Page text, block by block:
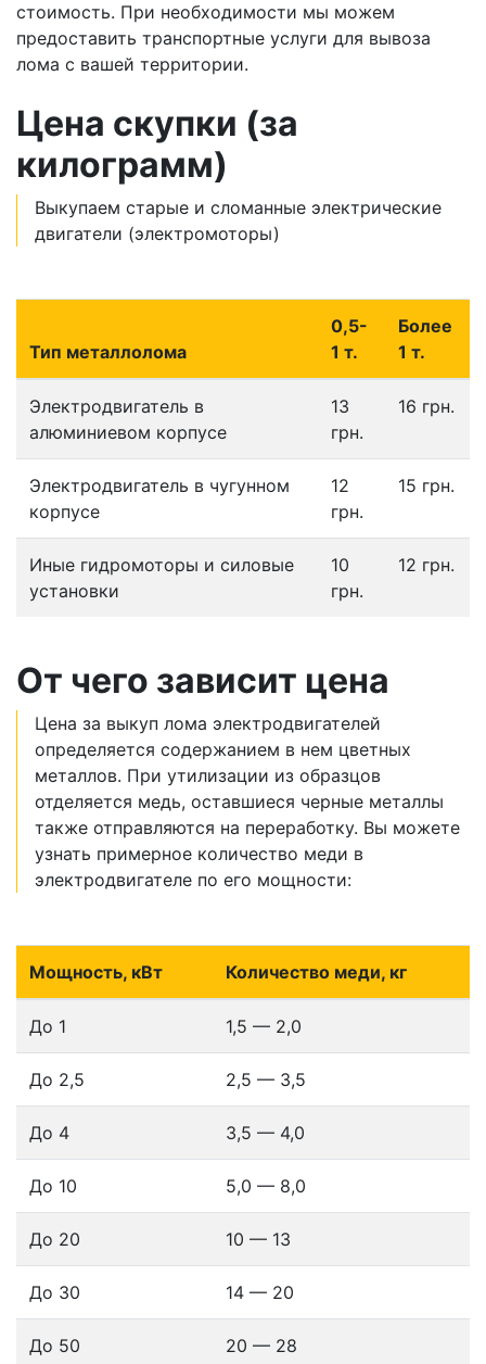
стоимость. При необходимости мы можем
предоставить транспортные услуги для вывоза
лома с вашей территории.
Цена скупки (за
килограмм)
Выкупаем старые и сломанные электрические
двигатели (электромоторы)
Тип металлолома
0,5-
1 т.
Более
1 т.
Электродвигатель в
алюминиевом корпусе
13
грн.
16 грн.
Электродвигатель в чугунном
корпусе
12
грн.
15 грн.
Иные гидромоторы и силовые
установки
10
грн.
12 грн.
От чего зависит цена
Цена за выкуп лома электродвигателей
определяется содержанием в нем цветных
металлов. При утилизации из образцов
отделяется медь, оставшиеся черные металлы
также отправляются на переработку. Вы можете
узнать примерное количество меди в
электродвигателе по его мощности:
Мощность, кВт Количество меди, кг
До 1 1,5 — 2,0
До 2,5 2,5 — 3,5
До 4 3,5 — 4,0
До 10 5,0 — 8,0
До 20 10 — 13
До 30 14 — 20
До 50 20 — 28